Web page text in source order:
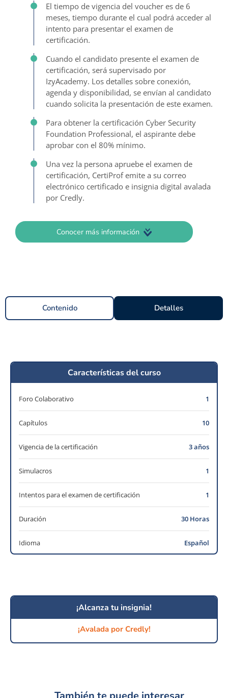
El tiempo de vigencia del voucher es de 6
meses, tiempo durante el cual podrá acceder al
intento para presentar el examen de
certificación.
Cuando el candidato presente el examen de
certificación, será supervisado por
IzyAcademy. Los detalles sobre conexión,
agenda y disponibilidad, se envían al candidato
cuando solicita la presentación de este examen.
Para obtener la certificación Cyber Security
Foundation Professional, el aspirante debe
aprobar con el 80% mínimo.
Una vez la persona apruebe el examen de
certificación, CertiProf emite a su correo
electrónico certificado e insignia digital avalada
por Credly.
Conocer más información
Contenido Detalles
Características del curso
Foro Colaborativo 1
Capítulos 10
Vigencia de la certificación 3 años
Simulacros 1
Intentos para el examen de certificación 1
Duración 30 Horas
Idioma Español
¡Alcanza tu insignia!
¡Avalada por Credly!